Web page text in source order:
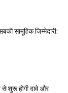
सामूहिक जिम्मेदारी:
शुरू होगी दावे और